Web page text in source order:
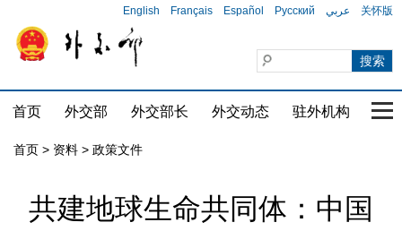
English Français Español Русский عربي 关怀版
首页 外交部 外交部长 外交动态 驻外机构 国
首页 > 资料 > 政策文件
共建地球生命共同体：中国